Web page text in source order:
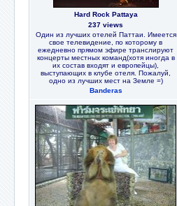
Hard Rock Pattaya
237 views
Один из лучших отелей Паттаи. Имеется
свое телевидение, по которому в
ежедневно прямом эфире транслируют
концерты местных команд(хотя иногда в
их состав входят и европейцы),
выступающих в клубе отеля. Пожалуй,
одно из лучших мест на Земле =)
Banderas